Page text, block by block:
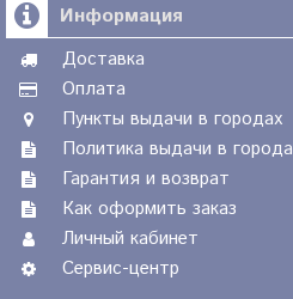
Информация
Доставка
Оплата
Пункты выдачи в городах
Политика выдачи в
Гарантия и возврат
Как оформить заказ
Личный кабинет
Сервис-центр